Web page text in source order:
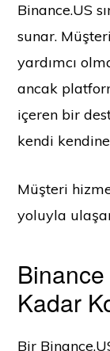
Binance.US
sunar.
yardımcı
ancak
içeren bir
kendi
Müşteri
yoluyla
Kadar
Bir